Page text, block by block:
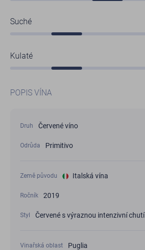
Suché
Kulaté
POPIS VÍNA
Druh Červené víno
Odrůda Primitivo
Země původu Italská vína
Ročník 2019
Styl Červené s výraznou intenzivní chutí
Vinařská oblast Puglia